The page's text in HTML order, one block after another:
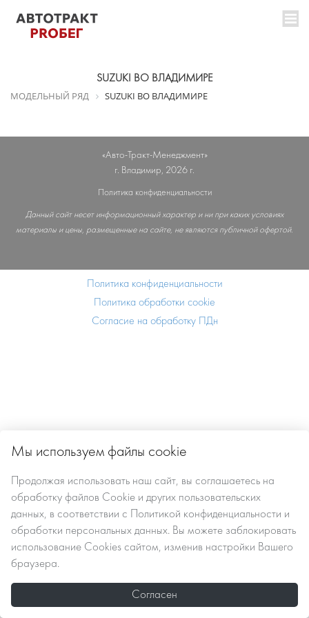
SUZUKI ВО ВЛАДИМИРЕ
МОДЕЛЬНЫЙ РЯД SUZUKI ВО ВЛАДИМИРЕ
«Авто-Тракт-Менеджмент»
г. Владимир, 2026 г.
Политика конфиденциальности
Данный сайт несет информационный характер и ни при каких условиях
материалы и цены, размещенные на сайте, не являются публичной офертой.
Политика конфиденциальности
Политика обработки cookie
Согласие на обработку ПДн
Мы используем файлы cookie
Продолжая использовать наш сайт, вы соглашаетесь на
обработку файлов Сookie и других пользовательских
данных, в соответствии с
Политикой конфиденциальности и
обработки персональных данных. Вы можете заблокировать
использование Cookies сайтом, изменив настройки Вашего
браузера.
Согласен